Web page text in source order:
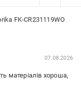
FK-CR231119WO
07.08.2026
матеріалів хороша,